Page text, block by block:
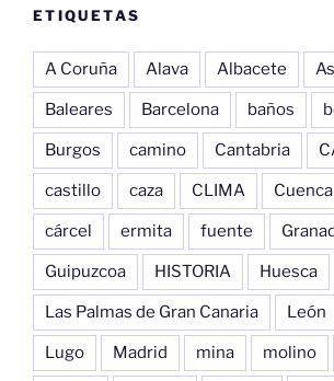
ETIQUETAS
A Coruña Alava Albacete
Baleares Barcelona baños
Burgos camino Cantabria
castillo caza CLIMA Cuenca
cárcel ermita fuente
Guipuzcoa HISTORIA Huesca
Las Palmas de Gran Canaria León
Lugo Madrid mina molino